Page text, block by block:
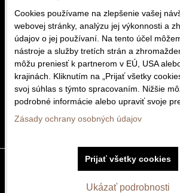
VÁŠ EMAIL
Odoslať
Zásady ochrany
Vytvorené
Cookies používame na zlepšenie vašej
webovej stránky, analýzu jej výkonnosti a
údajov o jej používaní. Na tento účel
nástroje a služby tretích strán a
môžu preniesť k partnerom v EÚ, USA
krajinách. Kliknutím na „Prijať všetky
svoj súhlas s týmto spracovaním. Nižšie
podrobné informácie alebo upraviť svoje
Zásady ochrany osobných údajov
Ukázať podrobnosti
Prijať všetky cookies